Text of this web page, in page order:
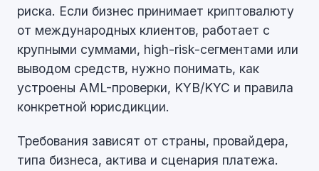
риска. Если бизнес принимает криптовалюту
от международных клиентов, работает с
крупными суммами, high-risk-сегментами или
выводом средств, нужно понимать, как
устроены AML-проверки, KYB/KYC и правила
конкретной юрисдикции.
Требования зависят от страны, провайдера,
типа бизнеса, актива и сценария платежа.